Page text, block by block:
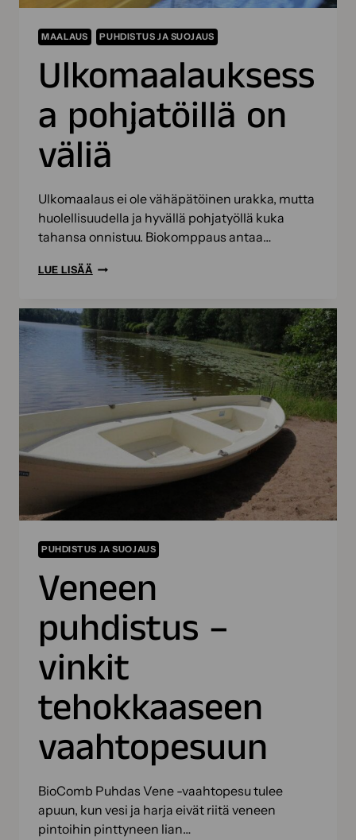
MAALAUS PUHDISTUS JA SUOJAUS
Ulkomaalauksess
a pohjatöillä on
väliä
Ulkomaalaus ei ole vähäpätöinen urakka, mutta
huolellisuudella ja hyvällä pohjatyöllä kuka
tahansa onnistuu. Biokomppaus antaa…
LUE LISÄÄ ULKOMAALAUKSESSA
ON
VÄLIÄ
PUHDISTUS JA SUOJAUS
Veneen
puhdistus –
vinkit
tehokkaaseen
vaahtopesuun
BioComb Puhdas Vene -vaahtopesu tulee
apuun, kun vesi ja harja eivät riitä veneen
pintoihin pinttyneen lian…